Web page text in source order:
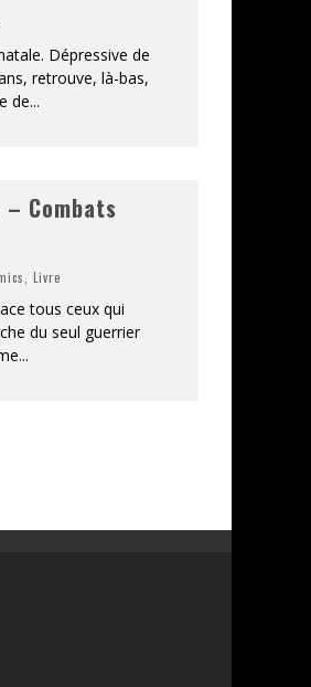
Dépressive de
retrouve, là-bas,
de...
Combats
,Livre
tous ceux qui
du seul guerrier
...